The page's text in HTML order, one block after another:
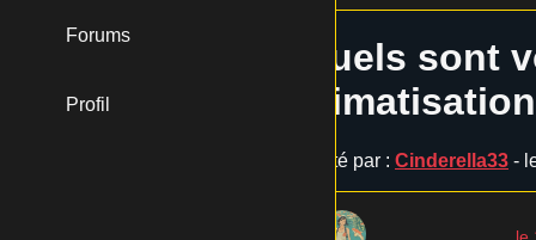
Forums
Profil
Quels sont
Posté par : Cinderella33 -